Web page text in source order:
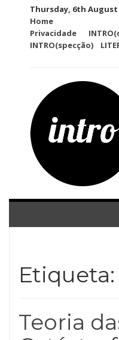
Thursday, 6th August
Home
Privacidade
INTRO(specção)
Etiqueta:
Teoria